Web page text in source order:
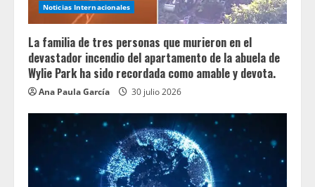
Noticias Internacionales
La familia de tres personas que murieron en el
devastador incendio del apartamento de la abuela de
Wylie Park ha sido recordada como amable y devota.
Ana Paula García 30 julio 2026